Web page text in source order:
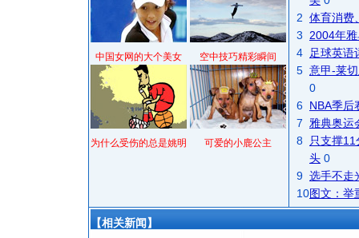
中国女网的大个美女 空中技巧精彩瞬间
为什么受伤的总是姚明 可爱的小鹿公主
2 体育消费
3
2004年
4
足球英语
5 意甲-莱
0
6 NBA季后
7
雅典奥运
8
只支撑
头 0
9 选手不走
10图文：举
【相关新闻】